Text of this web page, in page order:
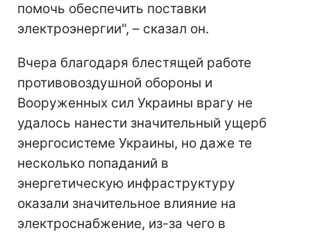
помочь обеспечить поставки
электроэнергии", – сказал он.
Вчера благодаря блестящей работе
противовоздушной обороны и
Вооруженных сил Украины врагу не
удалось нанести значительный ущерб
энергосистеме Украины, но даже те
несколько попаданий в
энергетическую инфраструктуру
оказали значительное влияние на
электроснабжение, из-за чего в